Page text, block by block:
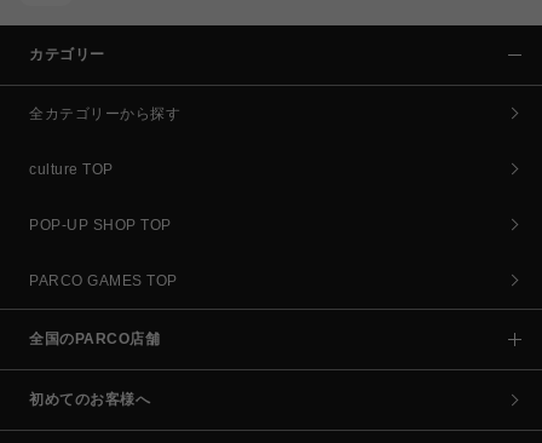
カテゴリー
全カテゴリーから探す
culture TOP
POP-UP SHOP TOP
PARCO GAMES TOP
全国のPARCO店舗
初めてのお客様へ